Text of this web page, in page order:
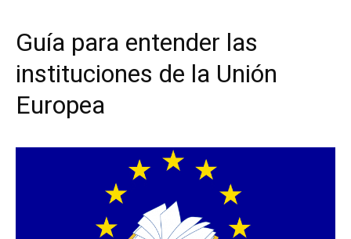
Guía para entender las
instituciones de la Unión
Europea